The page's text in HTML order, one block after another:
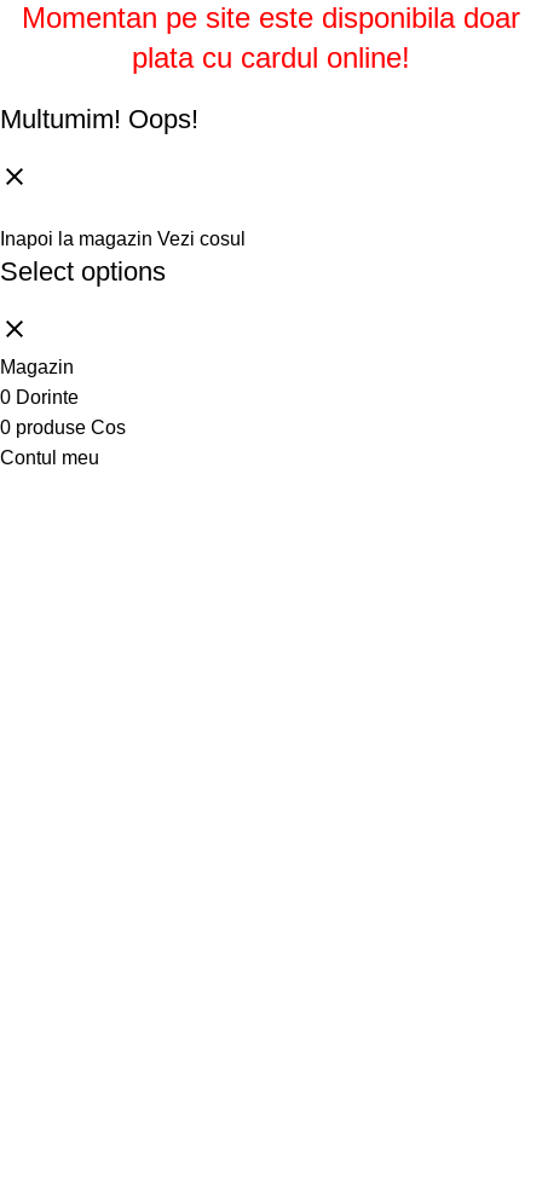
Momentan pe site este disponibila doar
plata cu cardul online!
Multumim! Oops!
Inapoi la magazin Vezi cosul
Select options
Magazin
0 Dorinte
0 produse Cos
Contul meu